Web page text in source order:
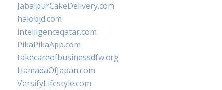
JabalpurCakeDelivery.com
halobjd.com
intelligenceqatar.com
PikaPikaApp.com
takecareofbusinessdfw.org
HamadaOfJapan.com
VersifyLifestyle.com